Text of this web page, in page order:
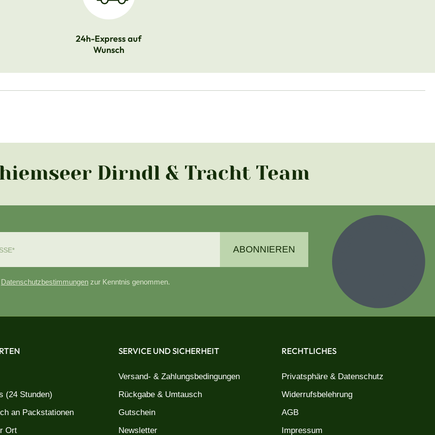
24h-Express auf
Wunsch
Dirndl & Tracht Team
ABONNIEREN
Datenschutzbestimmungen zur Kenntnis genommen.
(24 Stunden)
an Packstationen
Ort
SERVICE UND SICHERHEIT
Versand- & Zahlungsbedingungen
Rückgabe & Umtausch
Gutschein
Newsletter
RECHTLICHES
Privatsphäre & Datenschutz
Widerrufsbelehrung
AGB
Impressum